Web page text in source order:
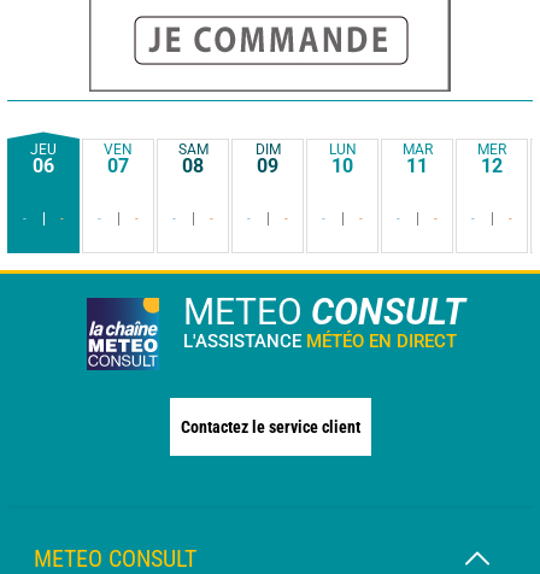
JEU
06
- -
VEN
07
- -
SAM
08
- -
DIM
09
- -
LUN
10
- -
MAR
11
- -
MER
12
- -
METEO CONSULT
L'ASSISTANCE MÉTÉO EN DIRECT
Contactez le service client
METEO CONSULT